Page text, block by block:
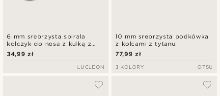
6 mm srebrzysta spirala
kolczyk do nosa z kulką z
tytanu
34,99 zł
LUCLEON
10 mm srebrzysta podkówka
z kolcami z tytanu
77,99 zł
3 KOLORY OTSU